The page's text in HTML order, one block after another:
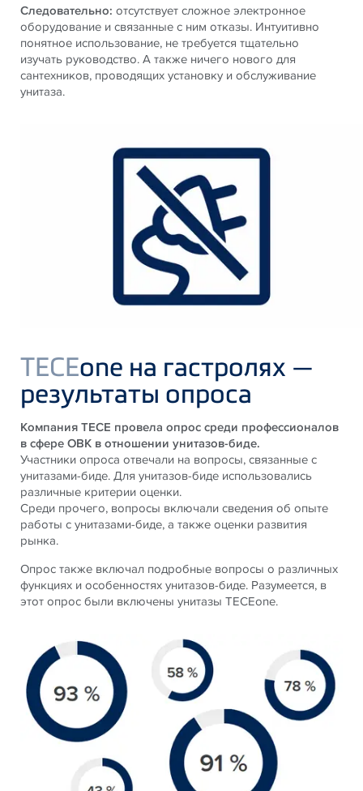
Следовательно: отсутствует сложное электронное
оборудование и связанные с ним отказы. Интуитивно
понятное использование, не требуется тщательно
изучать руководство. А также ничего нового для
сантехников, проводящих установку и обслуживание
унитаза.
TECEone на гастролях —
результаты опроса
Компания TECE провела опрос среди профессионалов
в сфере ОВК в отношении унитазов-биде.
Участники опроса отвечали на вопросы, связанные с
унитазами-биде. Для унитазов-биде использовались
различные критерии оценки.
Среди прочего, вопросы включали сведения об опыте
работы с унитазами-биде, а также оценки развития
рынка.
Опрос также включал подробные вопросы о различных
функциях и особенностях унитазов-биде. Разумеется, в
этот опрос были включены унитазы TECEone.